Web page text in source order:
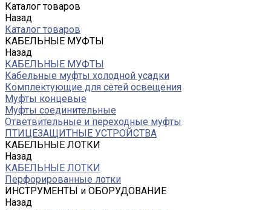
Каталог товаров
Назад
Каталог товаров
КАБЕЛЬНЫЕ МУФТЫ
Назад
КАБЕЛЬНЫЕ МУФТЫ
Кабельные муфты холодной усадки
Комплектующие для сетей освещения
Муфты концевые
Муфты соединительные
Ответвительные и переходные муфты
ПТИЦЕЗАЩИТНЫЕ УСТРОЙСТВА
КАБЕЛЬНЫЕ ЛОТКИ
Назад
КАБЕЛЬНЫЕ ЛОТКИ
Перфорированные лотки
ИНСТРУМЕНТЫ и ОБОРУДОВАНИЕ
Назад